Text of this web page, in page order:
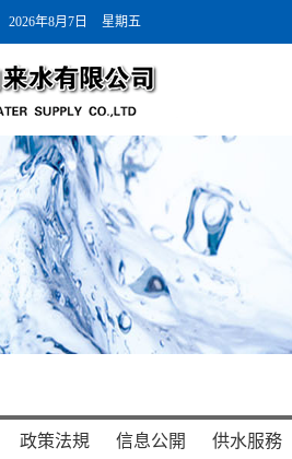
2026年8月7日 星期五
政策法規 信息公開 供水服務